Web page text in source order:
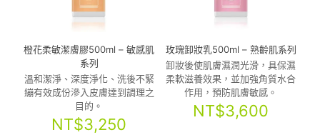
橙花柔敏潔膚膠500ml – 敏感肌
系列
溫和潔淨、深度淨化、洗後不緊
繃有效成份滲入皮膚達到調理之
目的。
NT$3,250
玫瑰卸妝乳500ml – 熟齡肌系列
卸妝後使肌膚濕潤光滑，具保濕
柔軟滋養效果，並加強角質水合
作用，預防肌膚敏感。
NT$3,600